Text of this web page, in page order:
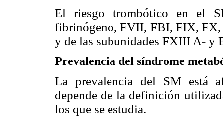
El riesgo trombótico en el
fibrinógeno, FVII, FBI, FIX, FX,
y de las subunidades FXIII A- y
Prevalencia del síndrome
La prevalencia del SM está
depende de la definición
los que se estudia.